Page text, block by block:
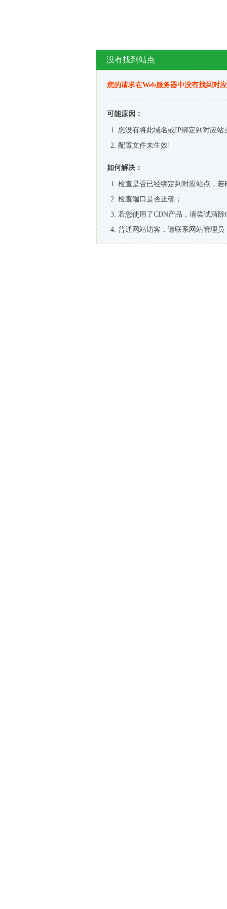
没有找到站点
您的请求在Web服务器中没有找到对
可能原因：
您没有将此域名或IP绑定到对应站
配置文件未生效!
如何解决：
检查是否已经绑定到对应站点，
检查端口是否正确；
若您使用了CDN产品，请尝试清除
普通网站访客，请联系网站管理员